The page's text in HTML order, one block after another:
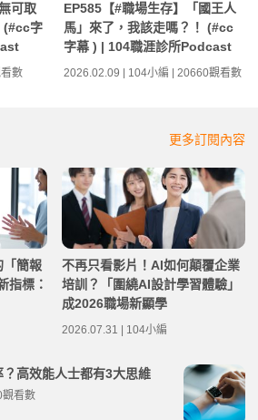
可取
(#cc字
數
EP585【#職場生存】「國王人
馬」來了，我該走嗎？！ (#cc
字幕 ) | 104職涯診所Podcast
2026.02.09 | 104小編 | 20660觀看數
更多訂閱內容
「簡報
指標：
不再只看影片！AI如何顛覆企業
培訓？「圍繞AI設計學習體驗」
成2026職場新顯學
2026.07.31 | 104小編
高效能人士都有3大思維
看數